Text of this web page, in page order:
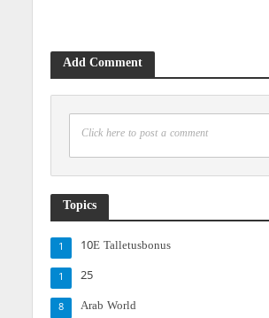
Add Comment
Click here to post a comment
Topics
10E Talletusbonus
1
25
1
Arab World
8